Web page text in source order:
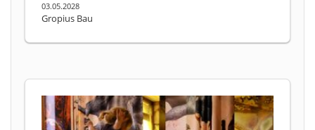
03.05.2028
Gropius Bau